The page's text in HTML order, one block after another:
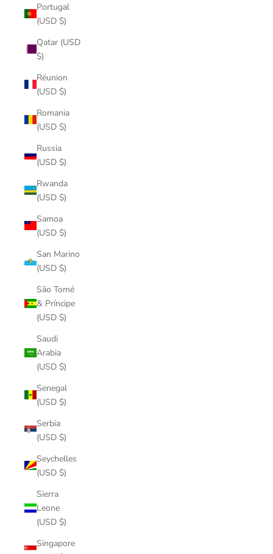
Portugal
(USD $)
Qatar (USD
$)
Réunion
(USD $)
Romania
(USD $)
Russia
(USD $)
Rwanda
(USD $)
Samoa
(USD $)
San Marino
(USD $)
São Tomé
& Príncipe
(USD $)
Saudi
Arabia
(USD $)
Senegal
(USD $)
Serbia
(USD $)
Seychelles
(USD $)
Sierra
Leone
(USD $)
Singapore